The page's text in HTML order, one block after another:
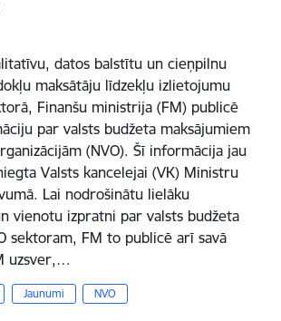
datos balstītu un cieņpilnu
maksātāju līdzekļu izlietojumu
Finanšu ministrija (FM) publicē
par valsts budžeta maksājumiem
(NVO). Šī informācija jau
Valsts kancelejai (VK) Ministru
Lai nodrošinātu lielāku
vienotu izpratni par valsts budžeta
sektoram, FM to publicē arī savā
uzsver,…
Jaunumi NVO